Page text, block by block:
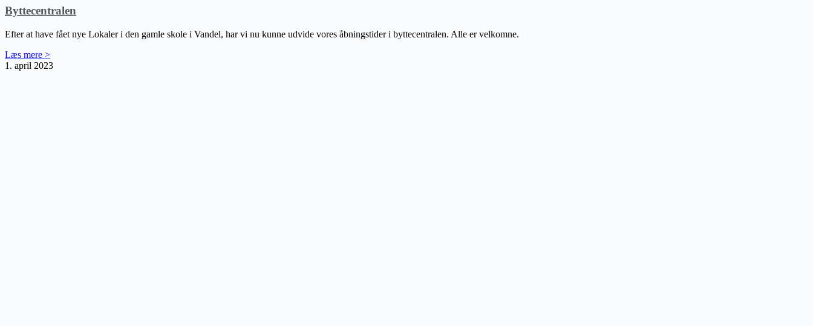
Byttecentralen
Efter at have fået nye Lokaler i den gamle skole i Vandel, har vi nu kunne udvide vores åbningstider i byttecentralen. Alle er velkomne.
Læs mere >
1. april 2023